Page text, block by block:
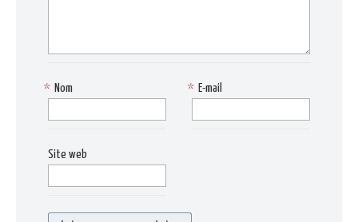
Nom
* E-mail
*
Site web